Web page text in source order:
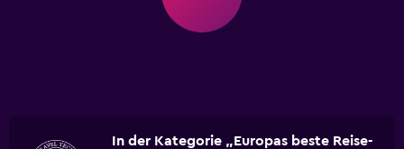
In der Kategorie „Europas beste Reise-